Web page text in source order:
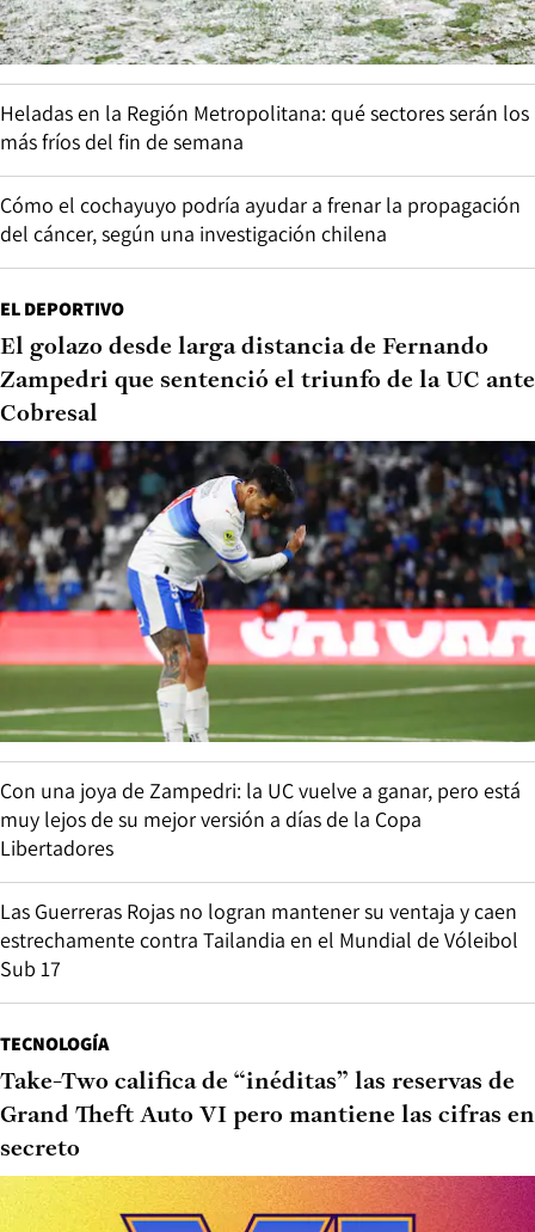
Heladas en la Región Metropolitana: qué sectores serán los
más fríos del fin de semana
Cómo el cochayuyo podría ayudar a frenar la propagación
del cáncer, según una investigación chilena
EL DEPORTIVO
El golazo desde larga distancia de Fernando
Zampedri que sentenció el triunfo de la UC ante
Cobresal
Con una joya de Zampedri: la UC vuelve a ganar, pero está
muy lejos de su mejor versión a días de la Copa
Libertadores
Las Guerreras Rojas no logran mantener su ventaja y caen
estrechamente contra Tailandia en el Mundial de Vóleibol
Sub 17
TECNOLOGÍA
Take-Two califica de “inéditas” las reservas de
Grand Theft Auto VI pero mantiene las cifras en
secreto